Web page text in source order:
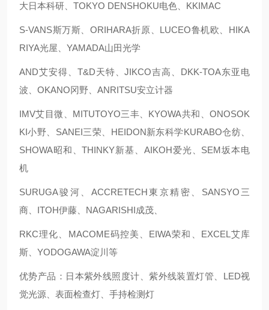
大日本科研、TOKYO DENSHOKU电色、KKIMAC
S-VANS斯万斯、ORIHARA折原、LUCEO鲁机欧、HIKA
RIYA光屋、YAMADA山田光学
AND艾安得、T&D天特、JIKCO吉高、DKK-TOA东亚电
波、OKANO冈野、ANRITSU安立计器
IMV艾目微、MITUTOYO三丰、KYOWA共和、ONOSOK
KI小野、SANEI三荣、HEIDON新东科学KURABO仓纺、
SHOWA昭和、THINKY新基、AIKOH爱光、SEM坂本电
机
SURUGA骏河、ACCRETECH東京精密、SANSYO三
商、ITOH伊藤、NAGARISHI成茂、
RKC理化、MACOME码控美、EIWA荣和、EXCEL艾库
斯、YODOGAWA淀川等
优势产品：日本紫外线照度计、紫外线装置灯管、LED视
觉光源、表面检查灯、手持检测灯